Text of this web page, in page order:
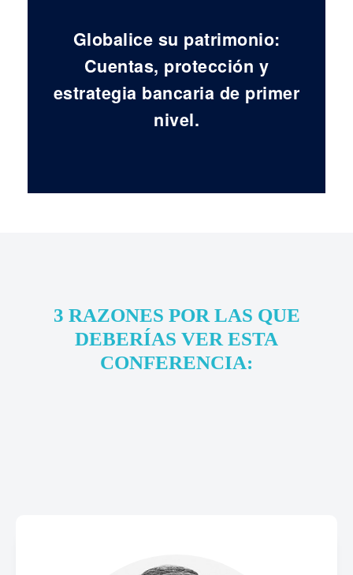
Globalice su patrimonio:
Cuentas, protección y
estrategia bancaria de primer
nivel.
3 RAZONES POR LAS QUE
DEBERÍAS VER ESTA
CONFERENCIA: